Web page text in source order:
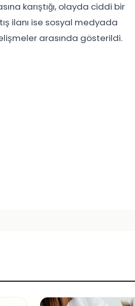
karıştığı, olayda ciddi bir
ilanı ise sosyal medyada
arasında gösterildi.